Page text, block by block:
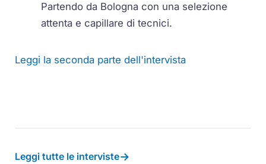
Partendo da Bologna con una selezione
attenta e capillare di tecnici.
Leggi la seconda parte dell'intervista
Leggi tutte le interviste→